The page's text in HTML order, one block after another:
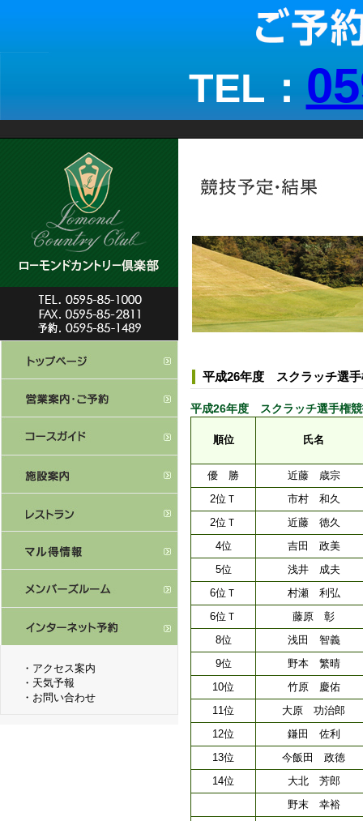
TEL：
・ アクセス案内
・ 天気予報
・ お問い合わせ
平成26年度 スクラッチ選手
平成26年度 スクラッチ選手権
順位 氏名
優 勝
近藤 歳宗
2位Ｔ
市村 和久
2位Ｔ
近藤 徳久
4位
吉田 政美
5位
浅井 成夫
6位Ｔ
村瀬 利弘
6位Ｔ
藤原 彰
8位
浅田 智義
9位
野本 繁晴
10位
竹原 慶佑
11位
大原 功治郎
12位
鎌田 佐利
13位
今飯田 政徳
14位
大北 芳郎
野末 幸裕